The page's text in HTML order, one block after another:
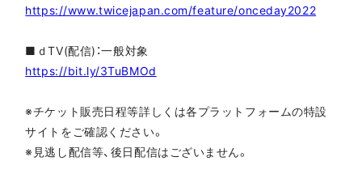
https://www.twicejapan.com/feature/onceday2022
■ｄTV(配信)：一般対象
https://bit.ly/3TuBMOd
※チケット販売日程等詳しくは各プラットフォームの特設
サイトをご確認ください。
※見逃し配信等、後日配信はございません。